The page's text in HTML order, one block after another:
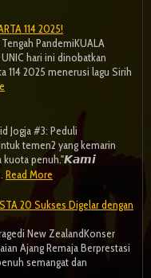
114 2025!
PandemiKUALA
hari ini dinobatkan
114 2025 menerusi lagu Sirih
Jogja #3: Peduli
temen2 yang kemarin
kuota penuh."𝙆𝙖𝙢𝙞
Read More
20 Sukses Digelar dengan
New ZealandKonser
Ajang Remaja Berprestasi
semangat dan